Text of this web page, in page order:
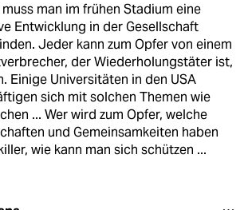
man im frühen Stadium eine
Entwicklung in der Gesellschaft
Jeder kann zum Opfer von einem
der Wiederholungstäter ist,
Einige Universitäten in den USA
sich mit solchen Themen wie
... Wer wird zum Opfer, welche
und Gemeinsamkeiten haben
wie kann man sich schützen ...